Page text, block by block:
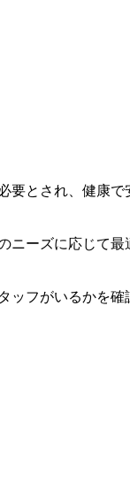
要とされ、健康
ーズに応じて最
ッフがいるかを確